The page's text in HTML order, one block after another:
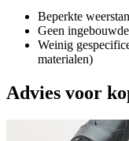
Beperkte
Geen
Weinig
materialen)
Advies voor